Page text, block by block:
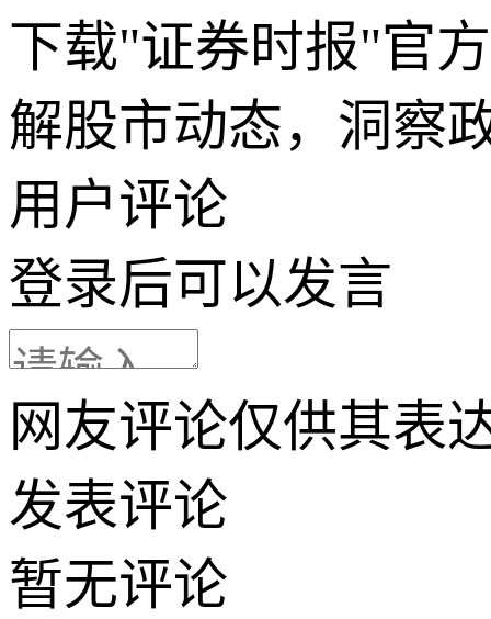
下载"证券时报"官
解股市动态，洞察
用户评论
登录后可以发言
网友评论仅供其表
发表评论
暂无评论